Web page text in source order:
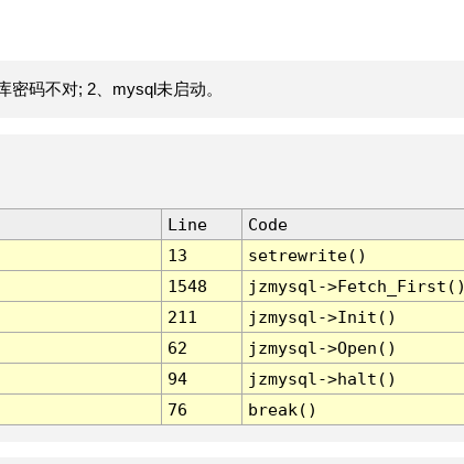
码不对; 2、mysql未启动。
Line
Code
13
setrewrite()
1548
jzmysql-
211
jzmysql->Init()
62
jzmysql->Open()
94
jzmysql->halt()
76 break()